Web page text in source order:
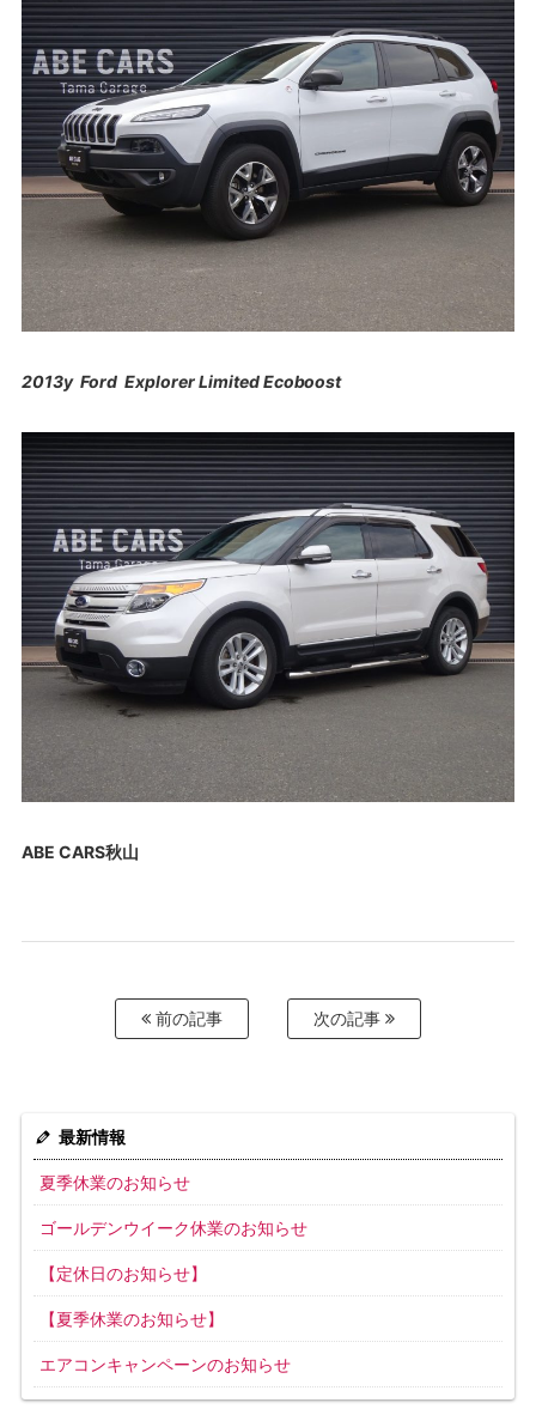
2013y Ford Explorer Limited Ecoboost
ABE CARS秋山
前の記事 次の記事
最新情報
夏季休業のお知らせ
ゴールデンウイーク休業のお知らせ
【定休日のお知らせ】
【夏季休業のお知らせ】
エアコンキャンペーンのお知らせ